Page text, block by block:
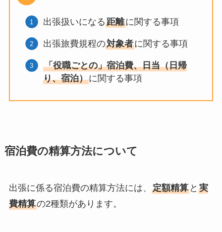
出張扱いになる距離に関する事項
出張旅費規程の対象者に関する事項
「役職ごとの」宿泊費、日当（日帰
り、宿泊）に関する事項
宿泊費の精算方法について
出張に係る宿泊費の精算方法には、 定額精算と 実
費精算の2種類があります。